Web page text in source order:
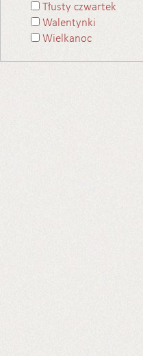
Tłusty czwartek
Walentynki
Wielkanoc